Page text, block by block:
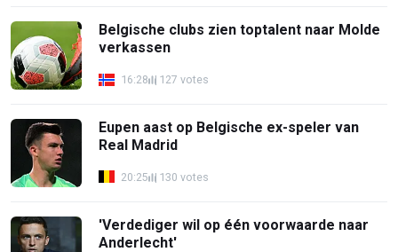
Belgische clubs zien toptalent naar Molde
verkassen
16:28 127 votes
Eupen aast op Belgische ex-speler van
Real Madrid
20:25 130 votes
'Verdediger wil op één voorwaarde naar
Anderlecht'